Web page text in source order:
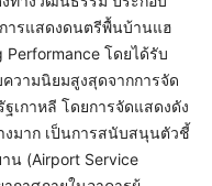
ารแสดงดนตรีพื้นบ้านแฮ
Performance โดยได้รับ
วามนิยมสูงสุดจากการจัด
กาหลี โดยการจัดแสดงดัง
งมาก เป็นการสนับสนุนตัวชี้
น (Airport Service